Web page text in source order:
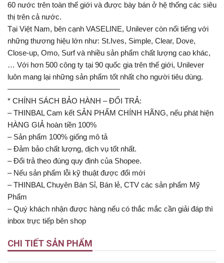
60 nước trên toàn thế giới và được bày bán ở hệ thống các siêu
thị trên cả nước.
Tại Việt Nam, bên cạnh VASELINE, Unilever còn nổi tiếng với
những thương hiệu lớn như: St.Ives, Simple, Clear, Dove,
Close-up, Omo, Surf và nhiều sản phẩm chất lượng cao khác,
… Với hơn 500 công ty tại 90 quốc gia trên thế giới, Unilever
luôn mang lại những sản phẩm tốt nhất cho người tiêu dùng.
———————————————
* CHÍNH SÁCH BẢO HÀNH – ĐỔI TRẢ:
– THINBAL Cam kết SẢN PHẨM CHÍNH HÃNG, nếu phát hiện
HÀNG GIẢ hoàn tiền 100%
– Sản phẩm 100% giống mô tả
– Đảm bảo chất lượng, dịch vụ tốt nhất.
– Đổi trả theo đúng quy định của Shopee.
– Nếu sản phẩm lỗi kỹ thuật được đổi mới
– THINBAL Chuyên Bán Sỉ, Bán lẻ, CTV các sản phẩm Mỹ
Phẩm
– Quý khách nhận được hàng nếu có thắc mắc cần giải đáp thì
inbox trực tiếp bên shop
CHI TIẾT SẢN PHẨM